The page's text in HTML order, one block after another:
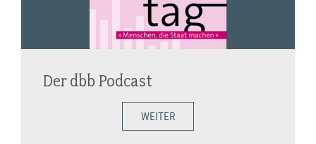
Der dbb Podcast
WEITER